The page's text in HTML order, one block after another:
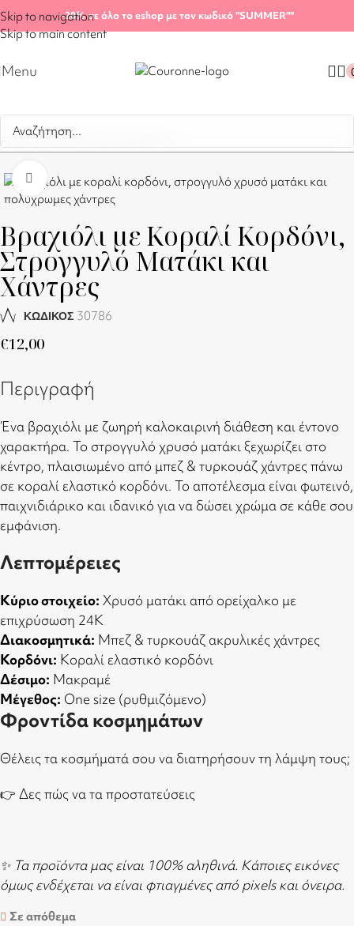
Skip to navigation
Skip to main content
-20%σε όλο το eshop με τον κωδικό "SUMMER""
Menu
Αρχική σελίδα
Click to enlarge
Βραχιόλι με Κοραλί Κορδόνι,
Στρογγυλό Ματάκι και
Χάντρες
ΚΩΔΙΚΟΣ 30786
€12,00
Περιγραφή
Ένα βραχιόλι με ζωηρή καλοκαιρινή διάθεση και έντονο
χαρακτήρα. Το στρογγυλό χρυσό ματάκι ξεχωρίζει στο
κέντρο, πλαισιωμένο από μπεζ & τυρκουάζ χάντρες πάνω
σε κοραλί ελαστικό κορδόνι. Το αποτέλεσμα είναι φωτεινό,
παιχνιδιάρικο και ιδανικό για να δώσει χρώμα σε κάθε σου
εμφάνιση.
Λεπτομέρειες
Κύριο στοιχείο: Χρυσό ματάκι από ορείχαλκο με
επιχρύσωση 24Κ
Διακοσμητικά: Μπεζ & τυρκουάζ ακρυλικές χάντρες
Κορδόνι: Κοραλί ελαστικό κορδόνι
Δέσιμο: Μακραμέ
Μέγεθος: One size (ρυθμιζόμενο)
Φροντίδα κοσμημάτων
Θέλεις τα κοσμήματά σου να διατηρήσουν τη λάμψη τους;
👉 Δες πώς να τα προστατεύσεις
✨ Τα προϊόντα μας είναι 100% αληθινά. Κάποιες εικόνες
όμως ενδέχεται να είναι φτιαγμένες από pixels και όνειρα.
Σε απόθεμα